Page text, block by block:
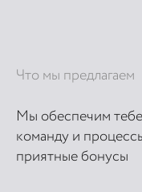
Что мы предлагаем
Мы обеспечим
команду и
приятные бонусы